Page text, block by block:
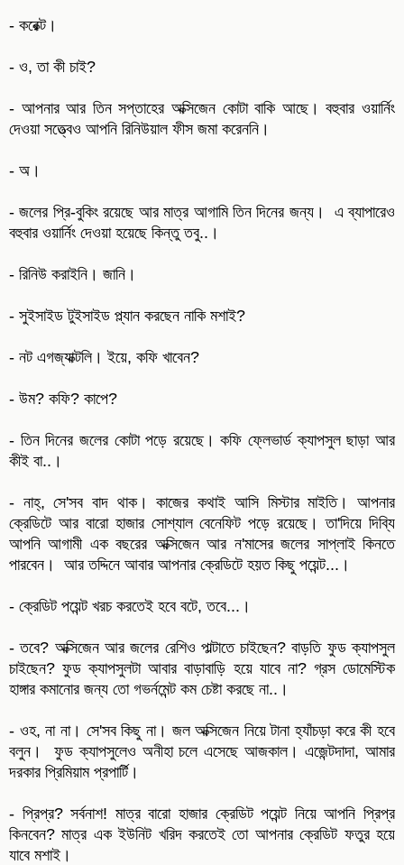
- করেক্ট।
- ও, তা কী চাই?
- আপনার আর তিন সপ্তাহের অক্সিজেন কোটা বাকি আছে। বহুবার ওয়ার্নিং
দেওয়া সত্ত্বেও আপনি রিনিউয়াল ফীস জমা করেননি।
- অ।
- জলের প্রি-বুকিং রয়েছে আর মাত্র আগামি তিন দিনের জন্য। এ ব্যাপারেও
বহুবার ওয়ার্নিং দেওয়া হয়েছে কিন্তু তবু..।
- রিনিউ করাইনি। জানি।
- সুইসাইড টুইসাইড প্ল্যান করছেন নাকি মশাই?
- নট এগজ্যাক্টলি। ইয়ে, কফি খাবেন?
- উম? কফি? কাপে?
- তিন দিনের জলের কোটা পড়ে রয়েছে। কফি ফ্লেভার্ড ক্যাপসুল ছাড়া আর
কীই বা..।
- নাহ্, সে'সব বাদ থাক। কাজের কথাই আসি মিস্টার মাইতি। আপনার
ক্রেডিটে আর বারো হাজার সোশ্যাল বেনেফিট পড়ে রয়েছে। তা'দিয়ে দিব্যি
আপনি আগামী এক বছরের অক্সিজেন আর ন'মাসের জলের সাপ্লাই কিনতে
পারবেন। আর তদ্দিনে আবার আপনার ক্রেডিটে হয়ত কিছু পয়েন্ট...।
- ক্রেডিট পয়েন্ট খরচ করতেই হবে বটে, তবে...।
- তবে? অক্সিজেন আর জলের রেশিও পাল্টাতে চাইছেন? বাড়তি ফুড ক্যাপসুল
চাইছেন? ফুড ক্যাপসুলটা আবার বাড়াবাড়ি হয়ে যাবে না? গ্রস ডোমেস্টিক
হাঙ্গার কমানোর জন্য তো গভর্নমেন্ট কম চেষ্টা করছে না..।
- ওহ, না না। সে'সব কিছু না। জল অক্সিজেন নিয়ে টানা হ্যাঁচড়া করে কী হবে
বলুন। ফুড ক্যাপসুলেও অনীহা চলে এসেছে আজকাল। এজেন্টদাদা, আমার
দরকার প্রিমিয়াম প্রপার্টি।
- প্রিপ্র? সর্বনাশ! মাত্র বারো হাজার ক্রেডিট পয়েন্ট নিয়ে আপনি প্রিপ্র
কিনবেন? মাত্র এক ইউনিট খরিদ করতেই তো আপনার ক্রেডিট ফতুর হয়ে
যাবে মশাই।